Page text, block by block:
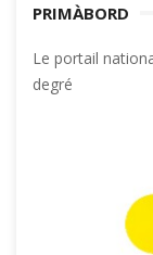
PRIMÀBORD
Le portail
degré